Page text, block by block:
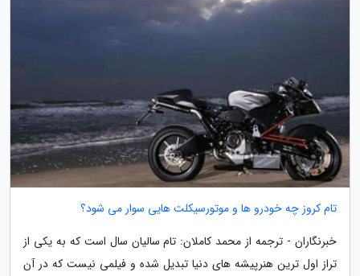
تام کروز چه خودرو ها و موتورسیکلت هایی سوار می شود؟
خبرنگاران - ترجمه از محمد کاملان: تام سالیان سال است که به یکی از
تراز اول ترین هنرپیشه های دنیا تبدیل شده و فیلمی نیست که در آن